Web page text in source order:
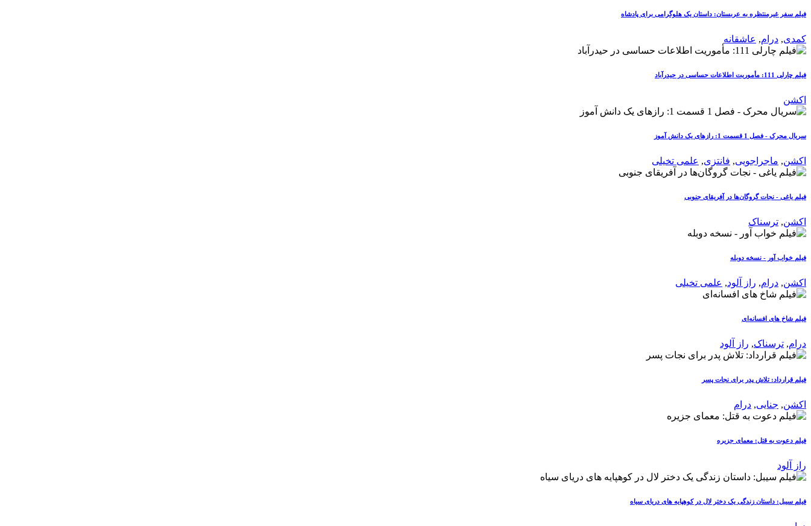
فیلم سفر غیرمنتظره به عربستان: داستان یک هلوگرامی برای پادشاه
کمدی, درام, عاشقانه
فیلم چارلی 111: مأموریت اطلاعات حساسی در حیدرآباد
اکشن
سریال محرک - فصل 1 قسمت 1: رازهای یک دانش آموز
اکشن, ماجراجویی, فانتزی, علمی تخیلی
فیلم یاغی - نجات گروگان‌ها در آفریقای جنوبی
اکشن, ترسناک
فیلم خواب آور - نسخه دوبله
اکشن, درام, راز آلود, علمی تخیلی
فیلم شاخ های افسانه‌ای
درام, ترسناک, راز آلود
فیلم قرارداد: تلاش پدر برای نجات پسر
اکشن, جنایی, درام
فیلم دعوت به قتل: معمای جزیره
راز آلود
فیلم سیبل: داستان زندگی یک دختر لال در کوهپایه های دریای سیاه